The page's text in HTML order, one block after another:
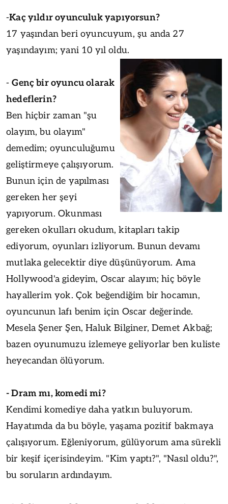
-Kaç yıldır oyunculuk yapıyorsun?
17 yaşından beri oyuncuyum, şu anda 27
yaşındayım; yani 10 yıl oldu.
-Genç bir oyuncu olarak
hedeflerin?
Ben hiçbir zaman "şu
olayım, bu olayım"
demedim; oyunculuğumu
geliştirmeye çalışıyorum.
Bunun için de yapılması
gereken her şeyi
yapıyorum. Okunması
gereken okulları okudum, kitapları takip
ediyorum, oyunları izliyorum. Bunun devamı
mutlaka gelecektir diye düşünüyorum. Ama
Hollywood'a gideyim, Oscar alayım; hiç böyle
hayallerim yok. Çok beğendiğim bir hocamın,
oyuncunun lafı benim için Oscar değerinde.
Mesela Şener Şen, Haluk Bilginer, Demet Akbağ;
bazen oyunumuzu izlemeye geliyorlar ben kuliste
heyecandan ölüyorum.
- Dram mı, komedi mi?
Kendimi komediye daha yatkın buluyorum.
Hayatımda da bu böyle, yaşama pozitif bakmaya
çalışıyorum. Eğleniyorum, gülüyorum ama sürekli
bir keşif içerisindeyim. "Kim yaptı?", "Nasıl oldu?",
bu soruların ardındayım.